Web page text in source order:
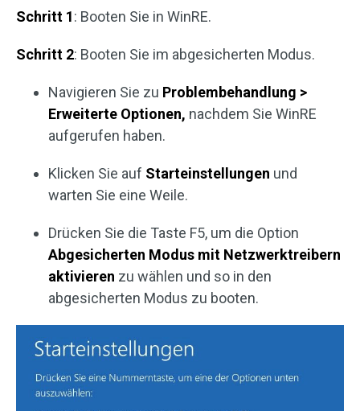
Schritt 1: Booten Sie in WinRE.
Schritt 2: Booten Sie im abgesicherten Modus.
Navigieren Sie zu Problembehandlung >
Erweiterte Optionen, nachdem Sie WinRE
aufgerufen haben.
Klicken Sie auf Starteinstellungen und
warten Sie eine Weile.
Drücken Sie die Taste F5, um die Option
Abgesicherten Modus mit Netzwerktreibern
aktivieren zu wählen und so in den
abgesicherten Modus zu booten.